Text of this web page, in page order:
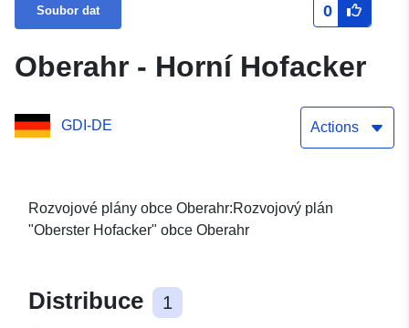
Soubor dat 0
Oberahr - Horní Hofacker
GDI-DE Actions
Rozvojové plány obce Oberahr:Rozvojový plán
"Oberster Hofacker" obce Oberahr
Distribuce 1